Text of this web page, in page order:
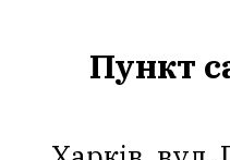
Пункт